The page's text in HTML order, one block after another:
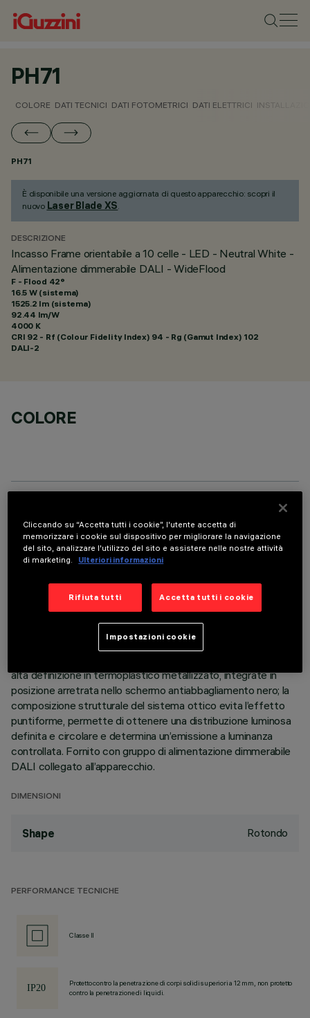
PH71
COLORE DATI TECNICI DATI FOTOMETRICI DATI ELETTRICI
PH71
È disponibile una versione aggiornata di questo apparecchio: scopri il
nuovo Laser Blade XS.
DESCRIZIONE
Incasso Frame orientabile a 10 celle - LED - Neutral White -
Alimentazione dimmerabile DALI - WideFlood
F - Flood 42°
16.5 W (sistema)
1525.2 lm (sistema)
92.44 lm/W
4000 K
CRI 92 - Rf (Colour Fidelity Index) 94 - Rg (Gamut Index) 102
DALI-2
COLORE
DATI TECNICI
ULTIMO AGGIORNAMENTO: 07/08/2026
Apparecchio rettangolare ad incasso con sorgenti LED. Vano
strutturale in lamiera di acciaio sagomata con faldina
alluminio pressofuso, permette di indirizzare l’emissione con
alta definizione in termoplastico metallizzato, integrate in
posizione arretrata nello schermo antiabbagliamento nero; la
composizione strutturale del sistema ottico evita l’effetto
puntiforme, permette di ottenere una distribuzione luminosa
definita e circolare e determina un’emissione a luminanza
controllata. Fornito con gruppo di alimentazione dimmerabile
DALI collegato all’apparecchio.
DIMENSIONI
Shape Rotondo
PERFORMANCE TECNICHE
Classe II
Protetto contro la penetrazione di corpi solidi superiori a 12 mm, non protetto
contro la penetrazione di liquidi.
Cliccando su “Accetta tutti i cookie”, l'utente accetta di
memorizzare i cookie sul dispositivo per migliorare la navigazione
del sito, analizzare l'utilizzo del sito e assistere nelle nostre attività
di marketing.
Ulteriori informazioni
Rifiuta tutti Accetta tutti i cookie
Impostazioni cookie